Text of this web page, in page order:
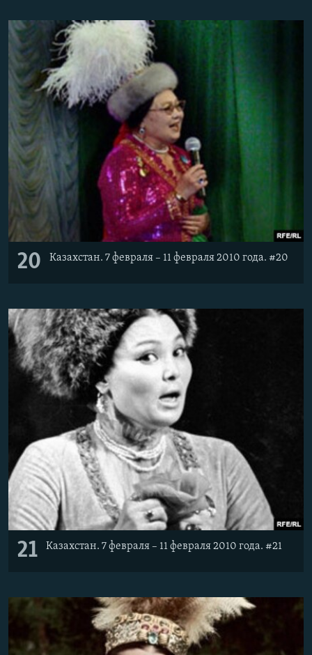
20 Казахстан. 7 февраля – 11 февраля 2010 года. #20
21 Казахстан. 7 февраля – 11 февраля 2010 года. #21